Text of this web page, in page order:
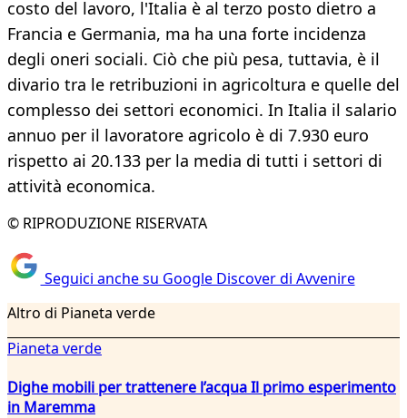
costo del lavoro, l'Italia è al terzo posto dietro a
Francia e Germania, ma ha una forte incidenza
degli oneri sociali. Ciò che più pesa, tuttavia, è il
divario tra le retribuzioni in agricoltura e quelle del
complesso dei settori economici. In Italia il salario
annuo per il lavoratore agricolo è di 7.930 euro
rispetto ai 20.133 per la media di tutti i settori di
attività economica.
© RIPRODUZIONE RISERVATA
Seguici anche su Google Discover di Avvenire
Altro di Pianeta verde
Pianeta verde
Dighe mobili per trattenere l’acqua Il primo esperimento
in Maremma